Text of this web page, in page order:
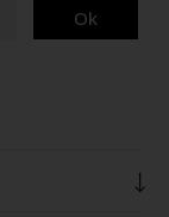
Ok